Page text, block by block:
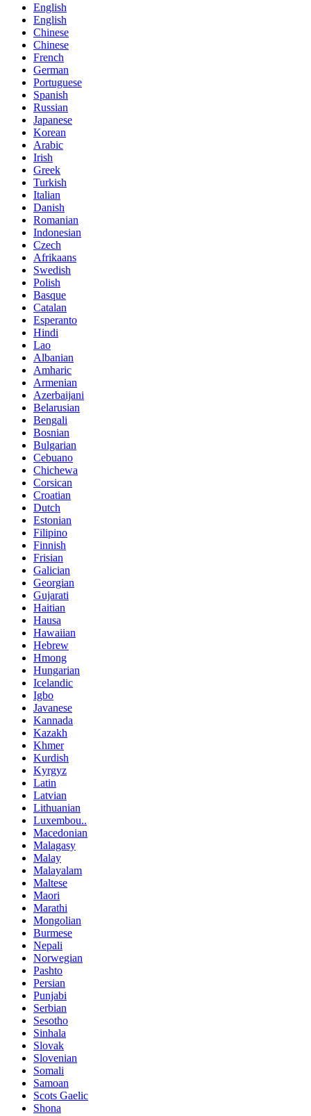
English
English
Chinese
Chinese
French
German
Portuguese
Spanish
Russian
Japanese
Korean
Arabic
Irish
Greek
Turkish
Italian
Danish
Romanian
Indonesian
Czech
Afrikaans
Swedish
Polish
Basque
Catalan
Esperanto
Hindi
Lao
Albanian
Amharic
Armenian
Azerbaijani
Belarusian
Bengali
Bosnian
Bulgarian
Cebuano
Chichewa
Corsican
Croatian
Dutch
Estonian
Filipino
Finnish
Frisian
Galician
Georgian
Gujarati
Haitian
Hausa
Hawaiian
Hebrew
Hmong
Hungarian
Icelandic
Igbo
Javanese
Kannada
Kazakh
Khmer
Kurdish
Kyrgyz
Latin
Latvian
Lithuanian
Luxembou..
Macedonian
Malagasy
Malay
Malayalam
Maltese
Maori
Marathi
Mongolian
Burmese
Nepali
Norwegian
Pashto
Persian
Punjabi
Serbian
Sesotho
Sinhala
Slovak
Slovenian
Somali
Samoan
Scots Gaelic
Shona